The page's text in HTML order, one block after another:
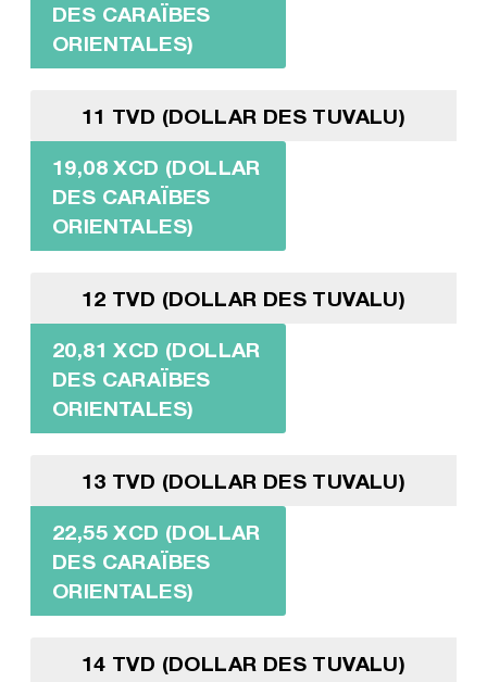
DES CARAÏBES
ORIENTALES)
11 TVD (DOLLAR DES TUVALU)
19,08 XCD (DOLLAR
DES CARAÏBES
ORIENTALES)
12 TVD (DOLLAR DES TUVALU)
20,81 XCD (DOLLAR
DES CARAÏBES
ORIENTALES)
13 TVD (DOLLAR DES TUVALU)
22,55 XCD (DOLLAR
DES CARAÏBES
ORIENTALES)
14 TVD (DOLLAR DES TUVALU)